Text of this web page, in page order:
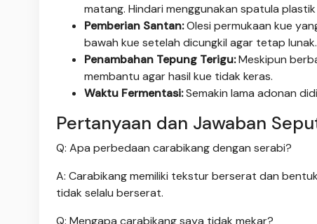
matang. Hindari menggunakan spatula
Pemberian Santan:Olesi permukaan kue
bawah kue setelah dicungkil agar tetap lunak.
Penambahan Tepung Terigu:Meskipun
membantu agar hasil kue tidak keras.
Waktu Fermentasi:Semakin lama adonan
Pertanyaan dan Jawaban
Q: Apa perbedaan carabikang dengan serabi?
A: Carabikang memiliki tekstur berserat dan
tidak selalu berserat.
Q: Mengapa carabikang saya tidak mekar?